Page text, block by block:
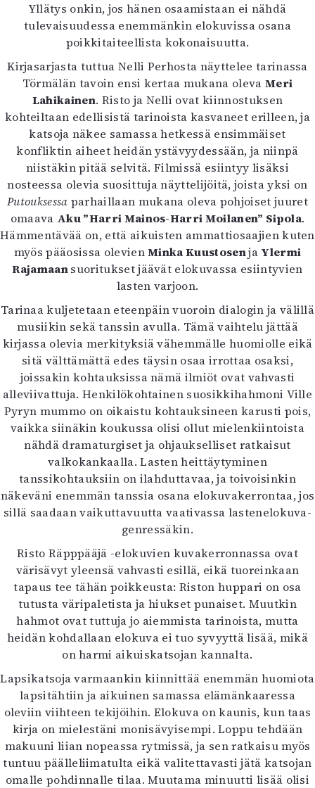
Yllätys onkin, jos hänen osaamistaan ei nähdä
tulevaisuudessa enemmänkin elokuvissa osana
poikkitaiteellista kokonaisuutta.
Kirjasarjasta tuttua Nelli Perhosta näyttelee tarinassa
Törmälän tavoin ensi kertaa mukana oleva Meri
Lahikainen. Risto ja Nelli ovat kiinnostuksen
kohteiltaan edellisistä tarinoista kasvaneet erilleen, ja
katsoja näkee samassa hetkessä ensimmäiset
konfliktin aiheet heidän ystävyydessään, ja niinpä
niistäkin pitää selvitä. Filmissä esiintyy lisäksi
nosteessa olevia suosittuja näyttelijöitä, joista yksi on
Putouksessa parhaillaan mukana oleva pohjoiset juuret
omaava Aku ”Harri Mainos-Harri Moilanen” Sipola.
Hämmentävää on, että aikuisten ammattiosaajien kuten
myös pääosissa olevienMinka Kuustosenja Ylermi
Rajamaansuoritukset jäävät elokuvassa esiintyvien
lasten varjoon.
Tarinaa kuljetetaan eteenpäin vuoroin dialogin ja välillä
musiikin sekä tanssin avulla. Tämä vaihtelu jättää
kirjassa olevia merkityksiä vähemmälle huomiolle eikä
sitä välttämättä edes täysin osaa irrottaa osaksi,
joissakin kohtauksissa nämä ilmiöt ovat vahvasti
alleviivattuja. Henkilökohtainen suosikkihahmoni Ville
Pyryn mummo on oikaistu kohtauksineen karusti pois,
vaikka siinäkin koukussa olisi ollut mielenkiintoista
nähdä dramaturgiset ja ohjaukselliset ratkaisut
valkokankaalla. Lasten heittäytyminen
tanssikohtauksiin on ilahduttavaa, ja toivoisinkin
näkeväni enemmän tanssia osana elokuvakerrontaa, jos
sillä saadaan vaikuttavuutta vaativassa lastenelokuva-
genressäkin.
Risto Räpppääjä -elokuvien kuvakerronnassa ovat
värisävyt yleensä vahvasti esillä, eikä tuoreinkaan
tapaus tee tähän poikkeusta: Riston huppari on osa
tutusta väripaletista ja hiukset punaiset. Muutkin
hahmot ovat tuttuja jo aiemmista tarinoista, mutta
heidän kohdallaan elokuva ei tuo syvyyttä lisää, mikä
on harmi aikuiskatsojan kannalta.
Lapsikatsoja varmaankin kiinnittää enemmän huomiota
lapsitähtiin ja aikuinen samassa elämänkaaressa
oleviin viihteen tekijöihin. Elokuva on kaunis, kun taas
kirja on mielestäni monisävyisempi. Loppu tehdään
makuuni liian nopeassa rytmissä, ja sen ratkaisu myös
tuntuu päälleliimatulta eikä valitettavasti jätä katsojan
omalle pohdinnalle tilaa. Muutama minuutti lisää olisi